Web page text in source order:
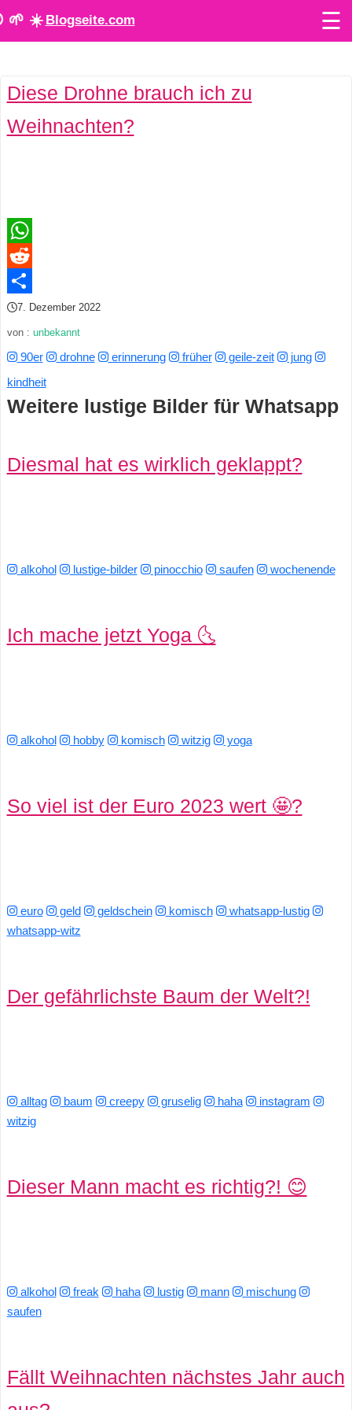
🌱 ☀️ Blogseite.com ☰
n
l
e
T
o
o
l
s
h
t
u
m
t
S
u
n
u
Diese Drohne brauch ich zu
Weihnachten?
WhatsApp
Reddit
Teilen
7. Dezember 2022
von : unbekannt
90er drohne erinnerung früher geile-zeit
jung
kindheit
Weitere lustige Bilder für Whatsapp
Diesmal hat es wirklich geklappt?
alkohol lustige-bilder pinocchio saufen wochenende
Ich mache jetzt Yoga 🌜
alkohol hobby komisch witzig yoga
So viel ist der Euro 2023 wert 🤩?
euro geld geldschein komisch
whatsapp-lustig
whatsapp-witz
Der gefährlichste Baum der Welt?!
alltag baum creepy gruselig haha
instagram
witzig
Dieser Mann macht es richtig?! 😊
alkohol freak haha lustig mann
mischung
saufen
Fällt Weihnachten nächstes Jahr auch